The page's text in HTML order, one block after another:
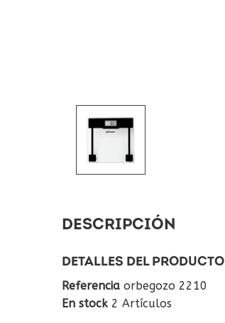
DESCRIPCIÓN
DETALLES DEL PRODUCTO
Referencia orbegozo 2210
En stock 2 Artículos